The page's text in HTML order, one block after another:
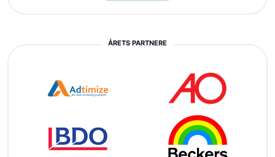
ÅRETS PARTNERE